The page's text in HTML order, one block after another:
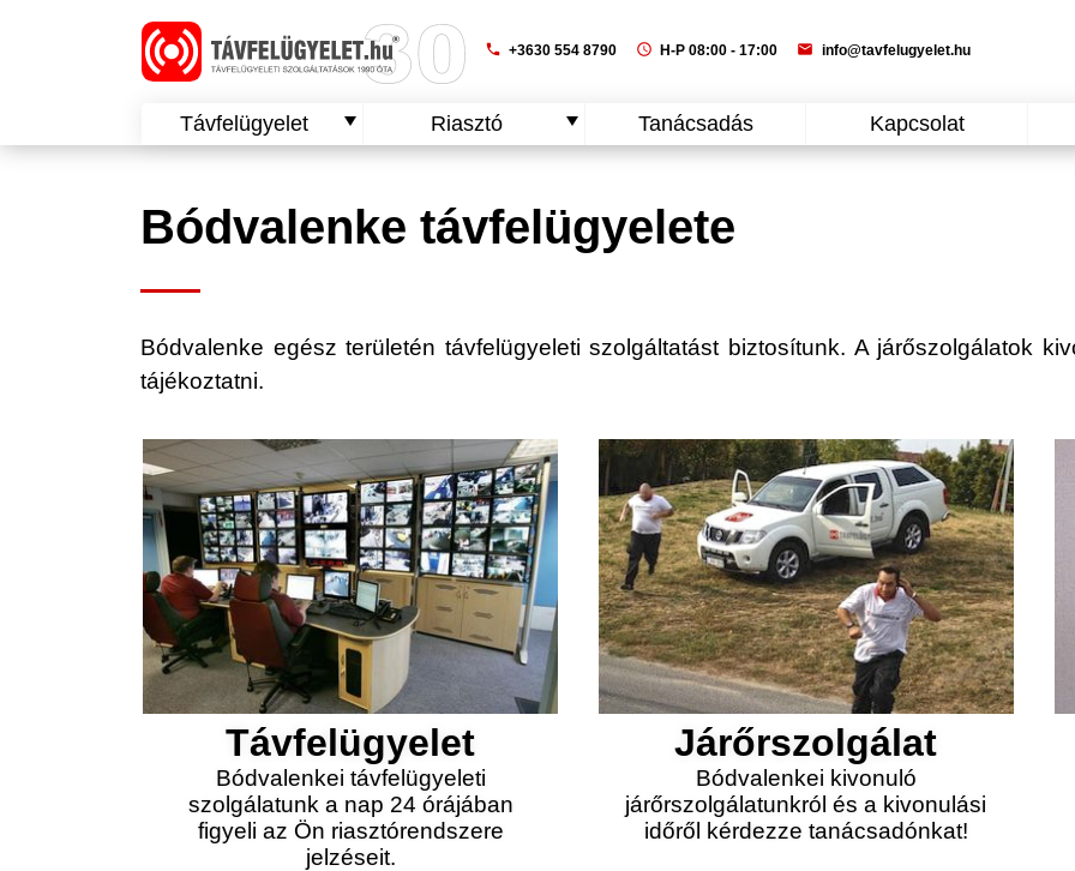
phone +3630 554 8790 schedule H-P 08:00 - 17:00 mail info@tavfelugyelet.hu
Távfelügyelet Riasztó Tanácsadás Kapcsolat
Bódvalenke távfelügyelete
Bódvalenke egész területén távfelügyeleti szolgáltatást biztosítunk. A járőszolgálatok
tájékoztatni.
Távfelügyelet
Bódvalenkei távfelügyeleti
szolgálatunk a nap 24 órájában
figyeli az Ön riasztórendszere
jelzéseit.
Járőrszolgálat
Bódvalenkei kivonuló
járőrszolgálatunkról és a kivonulási
időről kérdezze tanácsadónkat!